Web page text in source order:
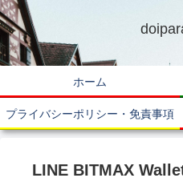
ホーム
プライバシーポリシー・免責事項
LINE BITMAX